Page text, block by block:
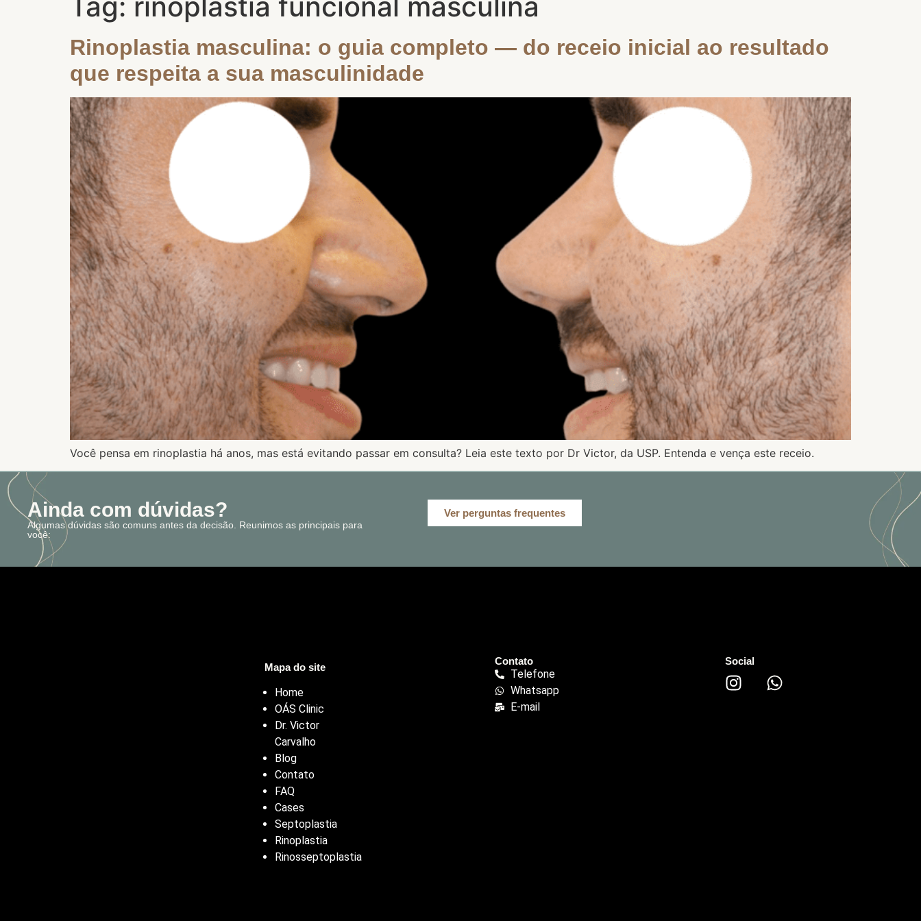
Rinoplastia masculina: o guia completo — do receio inicial ao resultado
que respeita a sua masculinidade
Você pensa em rinoplastia há anos, mas está evitando passar em consulta? Leia este texto por Dr Victor, da USP. Entenda e vença este receio.
Ainda com dúvidas?
Algumas dúvidas são comuns antes da decisão. Reunimos as principais para
você:
Ver perguntas frequentes
Mapa do site
Home
OÁS Clinic
Dr. Victor
Carvalho
Blog
Contato
FAQ
Cases
Septoplastia
Rinoplastia
Rinosseptoplastia
Contato
Telefone
Whatsapp
E-mail
Social